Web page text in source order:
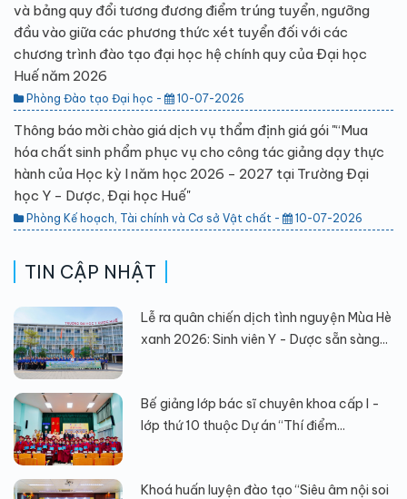
và bảng quy đổi tương đương điểm trúng tuyển, ngưỡng
đầu vào giữa các phương thức xét tuyển đối với các
chương trình đào tạo đại học hệ chính quy của Đại học
Huế năm 2026
Phòng Đào tạo Đại học - 10-07-2026
Thông báo mời chào giá dịch vụ thẩm định giá gói "“Mua
hóa chất sinh phẩm phục vụ cho công tác giảng dạy thực
hành của Học kỳ I năm học 2026 - 2027 tại Trường Đại
học Y - Dược, Đại học Huế"
Phòng Kế hoạch, Tài chính và Cơ sở Vật chất - 10-07-2026
TIN CẬP NHẬT
Lễ ra quân chiến dịch tình nguyện Mùa Hè
xanh 2026: Sinh viên Y - Dược sẵn sàng...
Bế giảng lớp bác sĩ chuyên khoa cấp I -
lớp thứ 10 thuộc Dự án “Thí điểm...
Khoá huấn luyện đào tạo “Siêu âm nội soi